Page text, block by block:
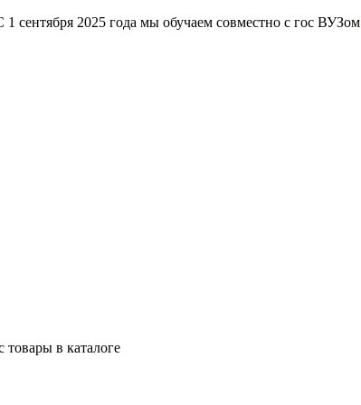
2025 года мы обучаем совместно с гос ВУЗом
в каталоге